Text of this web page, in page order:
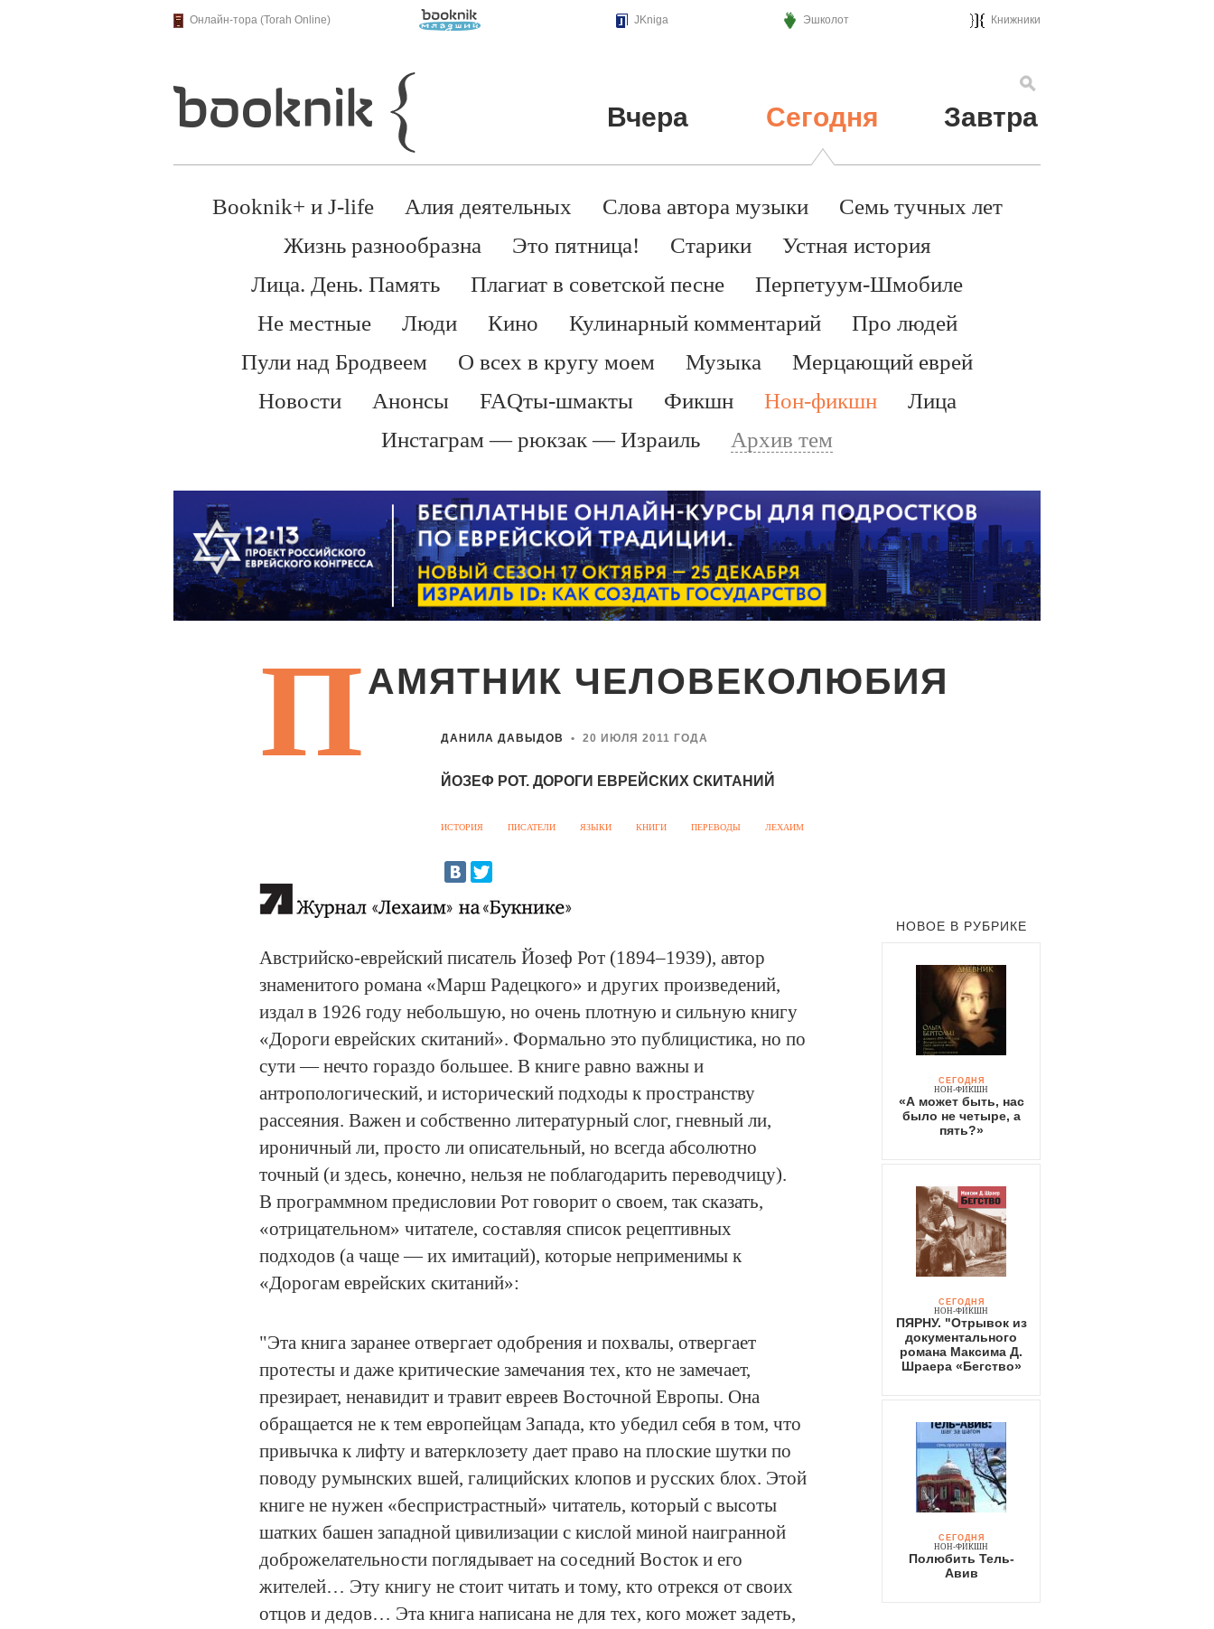
Онлайн-тора (Torah Online) JKniga Эшколот Книжники
Вчера Сегодня Завтра
Booknik+ и J-life Алия деятельных Слова автора музыки
Семь тучных лет
Жизнь разнообразна
Это пятница! Старики
Устная история
Лица. День. Память
Плагиат в советской песне
Перпетуум-Шмобиле
Не местные
Люди Кино Кулинарный комментарий
Про людей
Пули над Бродвеем
О всех в кругу моем Музыка
Мерцающий еврей
Новости
Анонсы FAQты-шмакты Фикшн Нон-фикшн
Лица
Инстаграм — рюкзак — Израиль
Архив тем
ПАМЯТНИК ЧЕЛОВЕКОЛЮБИЯ
ДАНИЛА ДАВЫДОВ • 20 ИЮЛЯ 2011 ГОДА
ЙОЗЕФ РОТ. ДОРОГИ ЕВРЕЙСКИХ СКИТАНИЙ
ИСТОРИЯ ПИСАТЕЛИ ЯЗЫКИ КНИГИ ПЕРЕВОДЫ ЛЕХАИМ
Австрийско-еврейский писатель Йозеф Рот (1894–1939), автор
знаменитого романа «Марш Радецкого» и других произведений,
издал в 1926 году небольшую, но очень плотную и сильную книгу
«Дороги еврейских скитаний». Формально это публицистика, но по
сути — нечто гораздо большее. В книге равно важны и
антропологический, и исторический подходы к пространству
рассеяния. Важен и собственно литературный слог, гневный ли,
ироничный ли, просто ли описательный, но всегда абсолютно
точный (и здесь, конечно, нельзя не поблагодарить переводчицу).
В программном предисловии Рот говорит о своем, так сказать,
«отрицательном» читателе, составляя список рецептивных
подходов (а чаще — их имитаций), которые неприменимы к
«Дорогам еврейских скитаний»:
Эта книга заранее отвергает одобрения и похвалы, отвергает
протесты и даже критические замечания тех, кто не замечает,
презирает, ненавидит и травит евреев Восточной Европы. Она
обращается не к тем европейцам Запада, кто убедил себя в том, что
привычка к лифту и ватерклозету дает право на плоские шутки по
поводу румынских вшей, галицийских клопов и русских блох. Этой
книге не нужен «беспристрастный» читатель, который с высоты
шатких башен западной цивилизации с кислой миной наигранной
доброжелательности поглядывает на соседний Восток и его
жителей… Эту книгу не стоит читать и тому, кто отрекся от своих
отцов и дедов… Эта книга написана не для тех, кого может задеть,
НОВОЕ В РУБРИКЕ
СЕГОДНЯ
НОН-ФИКШН
«А может быть, нас
было не четыре, а
пять?»
СЕГОДНЯ
НОН-ФИКШН
ПЯРНУ. "Отрывок из
документального
романа Максима Д.
Шраера «Бегство»
СЕГОДНЯ
НОН-ФИКШН
Полюбить Тель-
Авив